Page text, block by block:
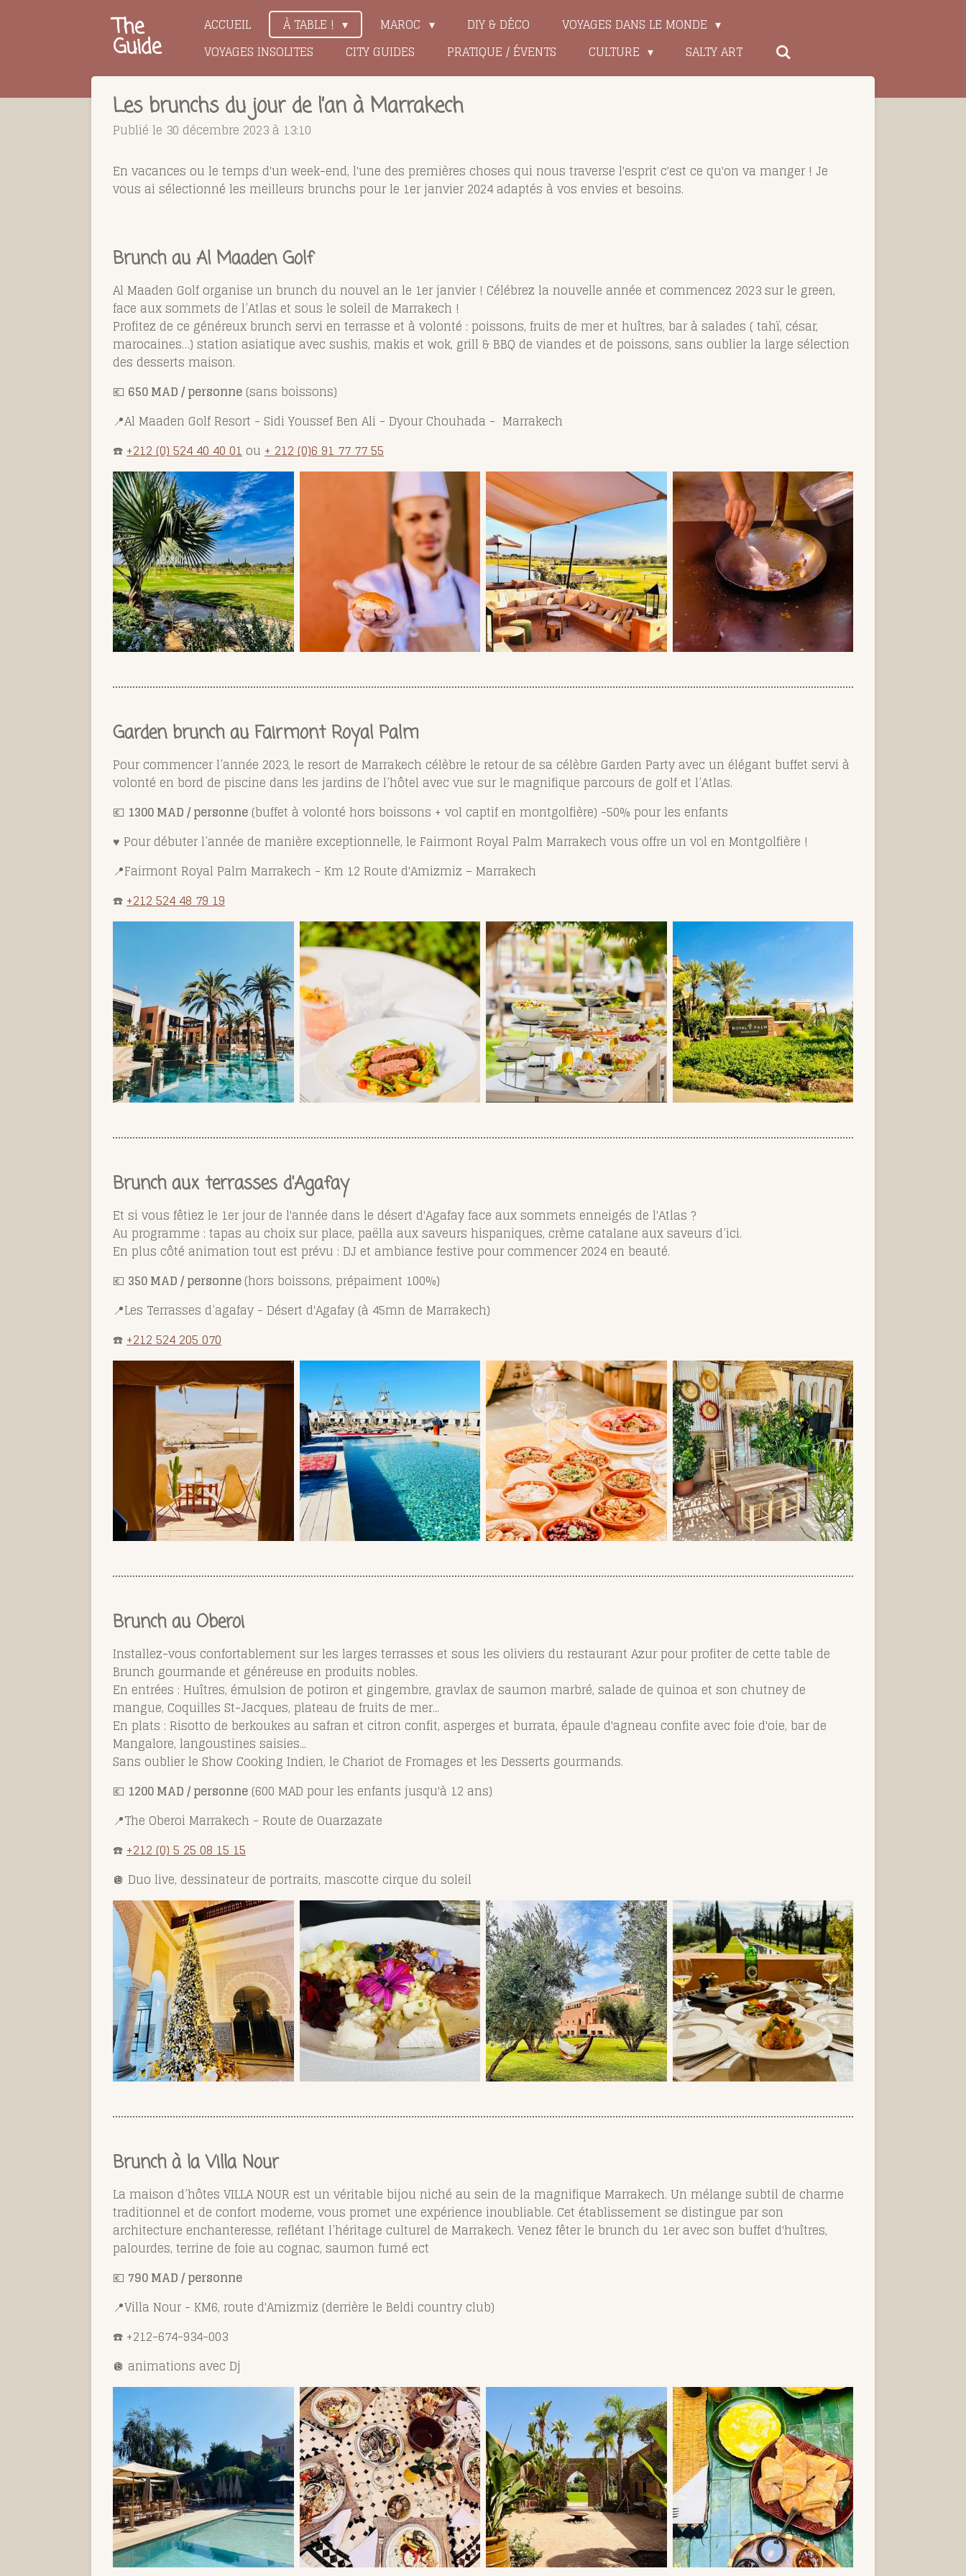
The
Guide
ACCUEIL À TABLE ! MAROC DIY & DÉCO
VOYAGES DANS LE MONDE
VOYAGES INSOLITES
CITY GUIDES PRATIQUE / ÉVENTS CULTURE SALTY ART
Les brunchs du jour de l’an à Marrakech
Publié le 30 décembre 2023 à 13:10
En vacances ou le temps d'un week-end, l'une des premières choses qui nous traverse l'esprit c'est ce qu'on va manger ! Je
vous ai sélectionné les meilleurs brunchs pour le 1er janvier 2024 adaptés à vos envies et besoins.
Brunch au Al Maaden Golf
Al Maaden Golf organise un brunch du nouvel an le 1er janvier ! Célébrez la nouvelle année et commencez 2023 sur le green,
face aux sommets de l’Atlas et sous le soleil de Marrakech !
Profitez de ce généreux brunch servi en terrasse et à volonté : poissons, fruits de mer et huîtres, bar à salades ( tahï, césar,
marocaines…) station asiatique avec sushis, makis et wok, grill & BBQ de viandes et de poissons, sans oublier la large sélection
des desserts maison.
💶 650 MAD / personne (sans boissons)
📍Al Maaden Golf Resort - Sidi Youssef Ben Ali - Dyour Chouhada - Marrakech
☎️+212 (0) 524 40 40 01 ou + 212 (0)6 91 77 77 55
Garden brunch au Fairmont Royal Palm
Pour commencer l’année 2023, le resort de Marrakech célèbre le retour de sa célèbre Garden Party avec un élégant buffet servi à
volonté en bord de piscine dans les jardins de l’hôtel avec vue sur le magnifique parcours de golf et l’Atlas.
💶 1300 MAD / personne (buffet à volonté hors boissons + vol captif en montgolfière) -50% pour les enfants
♥️ Pour débuter l’année de manière exceptionnelle, le Fairmont Royal Palm Marrakech vous offre un vol en Montgolfière !
📍Fairmont Royal Palm Marrakech - Km 12 Route d'Amizmiz – Marrakech
☎️+212 524 48 79 19
Brunch aux terrasses d'Agafay
Et si vous fêtiez le 1er jour de l'année dans le désert d'Agafay face aux sommets enneigés de l'Atlas ?
Au programme : tapas au choix sur place, paëlla aux saveurs hispaniques, crème catalane aux saveurs d’ici.
En plus côté animation tout est prévu : DJ et ambiance festive pour commencer 2024 en beauté.
💶 350 MAD / personne(hors boissons, prépaiment 100%)
📍Les Terrasses d’agafay - Désert d'Agafay (à 45mn de Marrakech)
☎️+212 524 205 070
Brunch au Oberoi
Installez-vous confortablement sur les larges terrasses et sous les oliviers du restaurant Azur pour profiter de cette table de
Brunch gourmande et généreuse en produits nobles.
En entrées : Huîtres, émulsion de potiron et gingembre, gravlax de saumon marbré, salade de quinoa et son chutney de
mangue, Coquilles St-Jacques, plateau de fruits de mer...
En plats : Risotto de berkoukes au safran et citron confit, asperges et burrata, épaule d'agneau confite avec foie d'oie, bar de
Mangalore, langoustines saisies...
Sans oublier le Show Cooking Indien, le Chariot de Fromages et les Desserts gourmands.
💶 1200 MAD / personne (600 MAD pour les enfants jusqu'à 12 ans)
📍The Oberoi Marrakech - Route de Ouarzazate
☎️+212 (0) 5 25 08 15 15
🪩 Duo live, dessinateur de portraits, mascotte cirque du soleil
Brunch à la Villa Nour
La maison d’hôtes VILLA NOUR est un véritable bijou niché au sein de la magnifique Marrakech. Un mélange subtil de charme
traditionnel et de confort moderne, vous promet une expérience inoubliable. Cet établissement se distingue par son
architecture enchanteresse, reflétant l’héritage culturel de Marrakech. Venez fêter le brunch du 1er avec son buffet d'huîtres,
palourdes, terrine de foie au cognac, saumon fumé ect
💶 790 MAD / personne
📍Villa Nour - KM6, route d'Amizmiz (derrière le Beldi country club)
☎️ +212-674-934-003
🪩 animations avec Dj